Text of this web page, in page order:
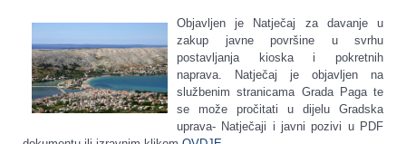
Objavljen je Natječaj za davanje u
zakup javne površine u svrhu
postavljanja kioska i pokretnih
naprava. Natječaj je objavljen na
službenim stranicama Grada Paga te
se može pročitati u dijelu Gradska
uprava- Natječaji i javni pozivi u PDF